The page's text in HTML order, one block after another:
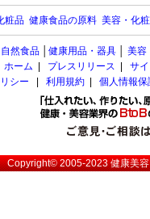
粧品 健康食品の原料 美容・化
自然食品 健康用品・器具 美容
ホーム
プレスリリース
サ
シー
利用規約 個人情報
Copyright© 2005-2023健康美